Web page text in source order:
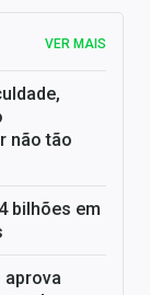
VER MAIS
não tão
bilhões em
aprova